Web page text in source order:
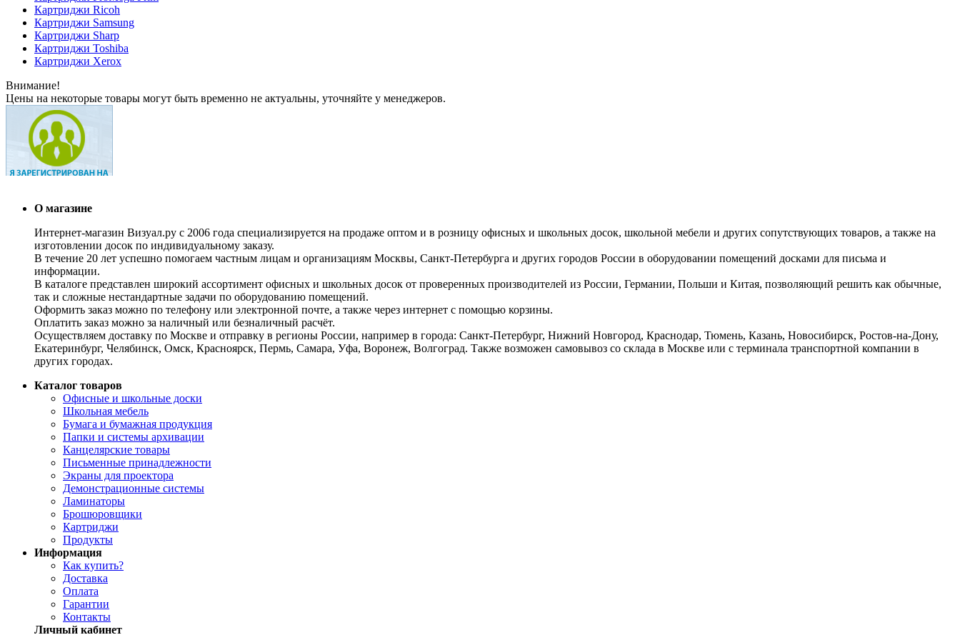
Картриджи Ricoh
Картриджи Samsung
Картриджи Sharp
Картриджи Toshiba
Картриджи Xerox
Внимание!
Цены на некоторые товары могут быть временно не актуальны, уточняйте у менеджеров.
О магазине
Интернет-магазин Визуал.ру с 2006 года специализируется на продаже оптом и в розницу офисных и школьных досок, школьной мебели и других сопутствующих товаров, а также на
изготовлении досок по индивидуальному заказу.
В течение 20 лет успешно помогаем частным лицам и организациям Москвы, Санкт-Петербурга и других городов России в оборудовании помещений досками для письма и
информации.
В каталоге представлен широкий ассортимент офисных и школьных досок от проверенных производителей из России, Германии, Польши и Китая, позволяющий решить как обычные,
так и сложные нестандартные задачи по оборудованию помещений.
Оформить заказ можно по телефону или электронной почте, а также через интернет с помощью корзины.
Оплатить заказ можно за наличный или безналичный расчёт.
Осуществляем доставку по Москве и отправку в регионы России, например в города: Санкт-Петербург, Нижний Новгород, Краснодар, Тюмень, Казань, Новосибирск, Ростов-на-Дону,
Екатеринбург, Челябинск, Омск, Красноярск, Пермь, Самара, Уфа, Воронеж, Волгоград. Также возможен самовывоз со склада в Москве или с терминала транспортной компании в
других городах.
Каталог товаров
Офисные и школьные доски
Школьная мебель
Бумага и бумажная продукция
Папки и системы архивации
Канцелярские товары
Письменные принадлежности
Экраны для проектора
Демонстрационные системы
Ламинаторы
Брошюровщики
Картриджи
Продукты
Информация
Как купить?
Доставка
Оплата
Гарантии
Контакты
Личный кабинет